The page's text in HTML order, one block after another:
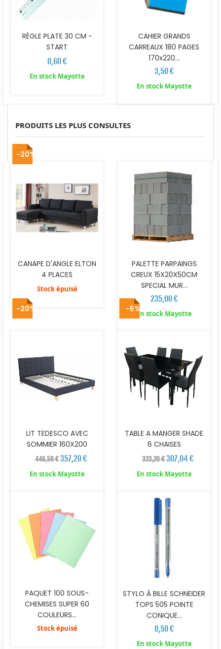
RÈGLE PLATE 30 CM -
START
0,60 €
En stock Mayotte
CAHIER GRANDS
CARREAUX 180 PAGES
170x220...
3,50 €
En stock Mayotte
PRODUITS LES PLUS CONSULTES
-20%
CANAPE D'ANGLE ELTON
4 PLACES
Stock épuisé
PALETTE PARPAINGS
CREUX 15X20X50CM
SPECIAL MUR...
235,00 €
En stock Mayotte
-20%
LIT TEDESCO AVEC
SOMMIER 160X200
446,50 € 357,20 €
En stock Mayotte
-5%
TABLE A MANGER SHADE
6 CHAISES
323,20 €307,04 €
En stock Mayotte
PAQUET 100 SOUS-
CHEMISES SUPER 60
COULEURS...
Stock épuisé
STYLO À BILLE SCHNEIDER
TOPS 505 POINTE
CONIQUE...
0,50 €
En stock Mayotte